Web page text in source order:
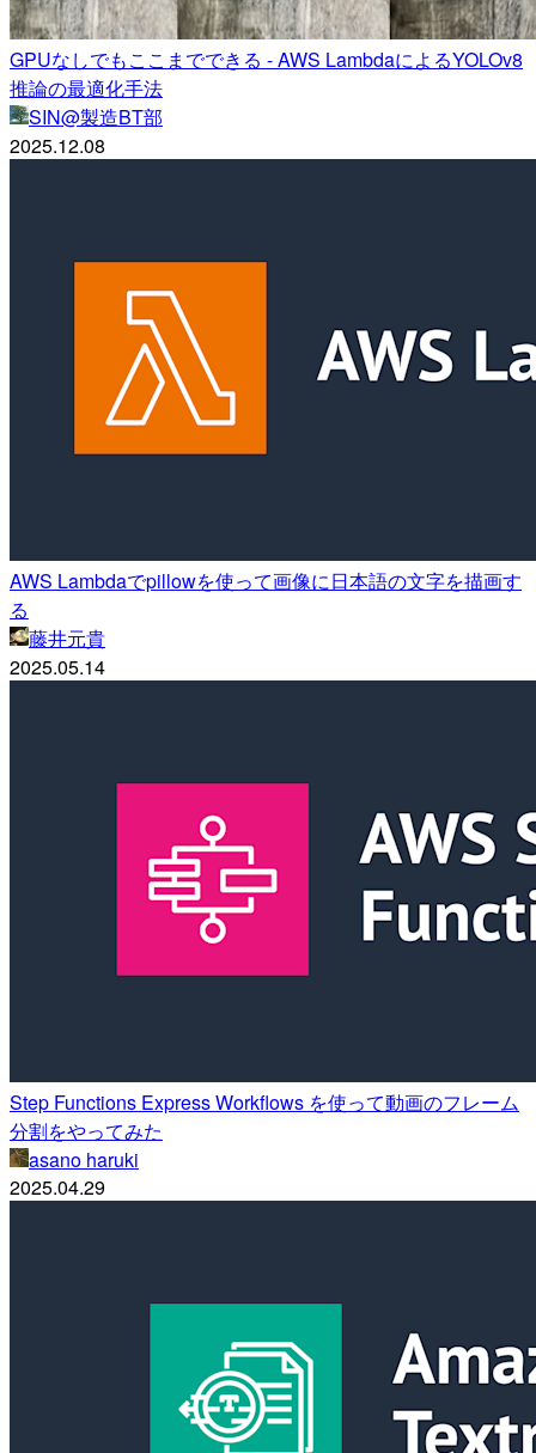
GPUなしでもここまでできる - AWS LambdaによるYOLOv8
推論の最適化手法
SIN@製造BT部
2025.12.08
AWS Lambdaでpillowを使って画像に日本語の文字を描画す
る
藤井元貴
2025.05.14
Step Functions Express Workflows を使って動画のフレーム
分割をやってみた
asano haruki
2025.04.29